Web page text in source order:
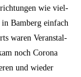
wie viel­
Bam­berg ein­fach
waren Ver­an­stal­
noch Coro­na
und wie­der